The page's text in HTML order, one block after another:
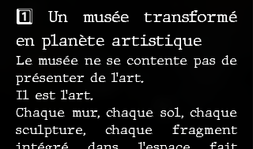
1️⃣ Un musée transformé
en planète artistique
Le musée ne se contente pas de
présenter de l’art.
Il est l’art.
Chaque mur, chaque sol, chaque
sculpture, chaque fragment